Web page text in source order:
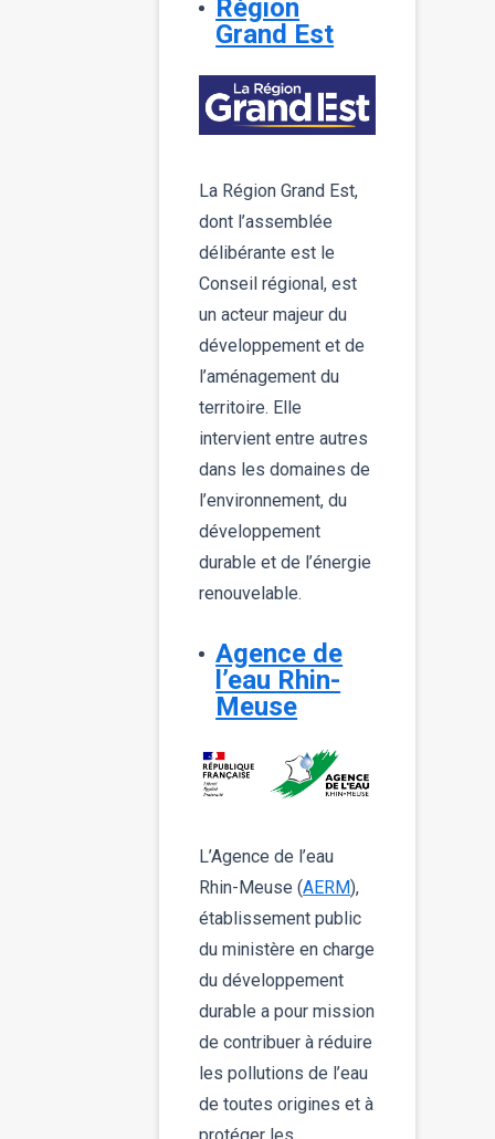
Région
Grand Est
La Région Grand Est,
dont l’assemblée
délibérante est le
Conseil régional, est
un acteur majeur du
développement et de
l’aménagement du
territoire. Elle
intervient entre autres
dans les domaines de
l’environnement, du
développement
durable et de l’énergie
renouvelable.
Agence de
l’eau Rhin-
Meuse
L’Agence de l’eau
Rhin-Meuse (AERM),
établissement public
du ministère en charge
du développement
durable a pour mission
de contribuer à réduire
les pollutions de l’eau
de toutes origines et à
protéger les